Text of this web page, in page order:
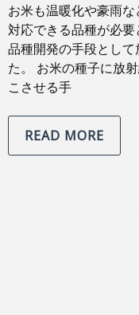
お米も温暖化や豪雨
対応できる品種が必
品種開発の手段とし
た。 お米の種子に放
こさせる手
READ MORE